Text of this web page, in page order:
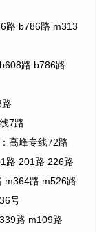
路 b786路 m313
路 b786路
7路
高峰专线72路
路 201路 226路
m364路 m526路
号
路 m109路